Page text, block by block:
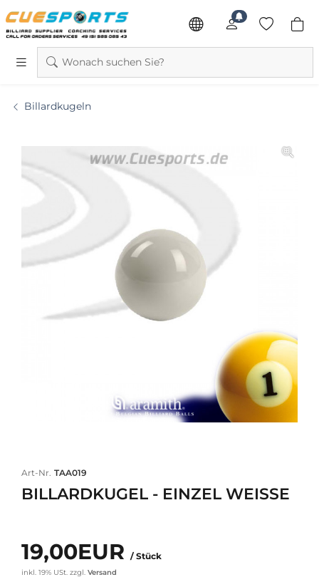
Wonach suchen Sie?
Billardkugeln
Art-Nr. TAA019
BILLARDKUGEL - EINZEL WEISSE
19,00EUR / Stück
inkl. 19% USt. zzgl. Versand